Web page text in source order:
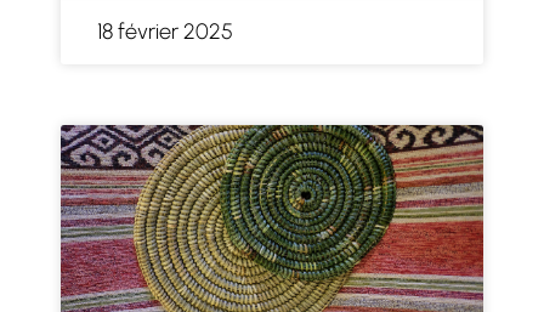
18 février 2025